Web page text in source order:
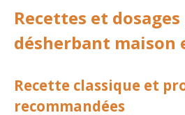
Recettes et
désherbant maison
Recette classique et
recommandées